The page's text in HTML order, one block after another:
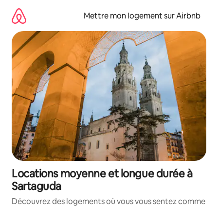
directement
contenu
Mettre mon logement sur Airbnb
Locations moyenne et longue durée à
Sartaguda
Découvrez des logements où vous vous sentez comme